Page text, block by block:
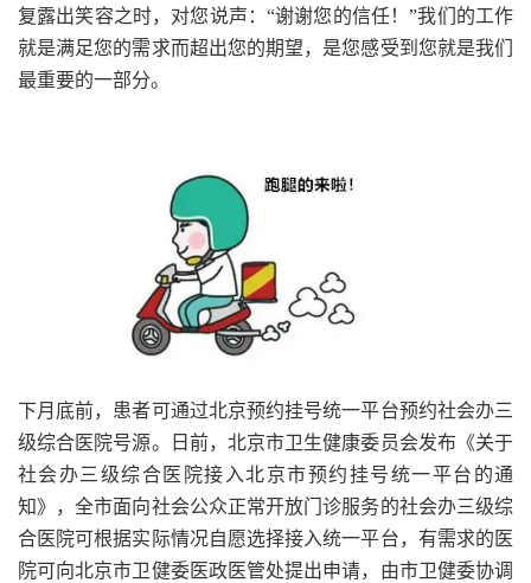
复露出笑容之时，对您说声：“谢谢您的信任！”我们的工作
就是满足您的需求而超出您的期望，是您感受到您就是我们
最重要的一部分。
下月底前，患者可通过北京预约挂号统一平台预约社会办三
级综合医院号源。日前，北京市卫生健康委员会发布《关于
社会办三级综合医院接入北京市预约挂号统一平台的通
知》，全市面向社会公众正常开放门诊服务的社会办三级综
合医院可根据实际情况自愿选择接入统一平台，有需求的医
院可向北京市卫健委医政医管处提出申请，由市卫健委协调